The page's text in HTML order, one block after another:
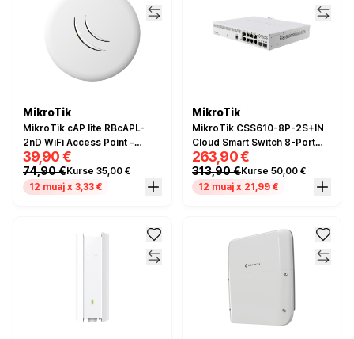
MikroTik
MikroTik cAP lite RBcAPL-
2nD WiFi Access Point –
2.4GHz 300Mbps PoE
39,90 €
74,90 €Kurse 35,00 €
12 muaj x 3,33 €
MikroTik
MikroTik CSS610-8P-2S+IN
Cloud Smart Switch 8-Port
Gigabit PoE+ 2x SFP+ 140W
263,90 €
313,90 €Kurse 50,00 €
12 muaj x 21,99 €